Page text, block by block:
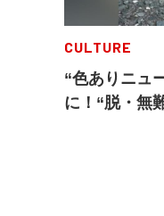
CULTURE
“色ありニュ
に！“脱・無